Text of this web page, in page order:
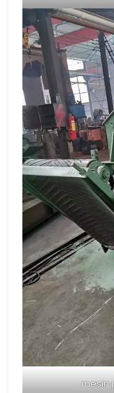
mesin